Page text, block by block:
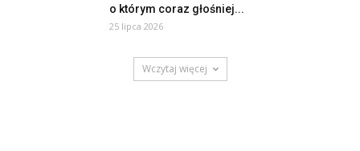
o którym coraz głośniej...
25 lipca 2026
Wczytaj więcej